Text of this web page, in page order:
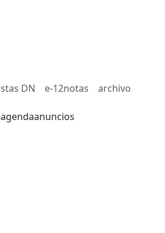
DN e-12notas archivo
agendaanuncios